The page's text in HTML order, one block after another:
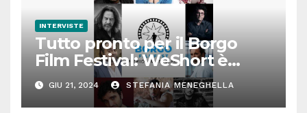
INTERVISTE
Tutto pronto per il Borgo
Film Festival: WeShort è
partner della prima edizione
GIU 21, 2024 STEFANIA MENEGHELLA